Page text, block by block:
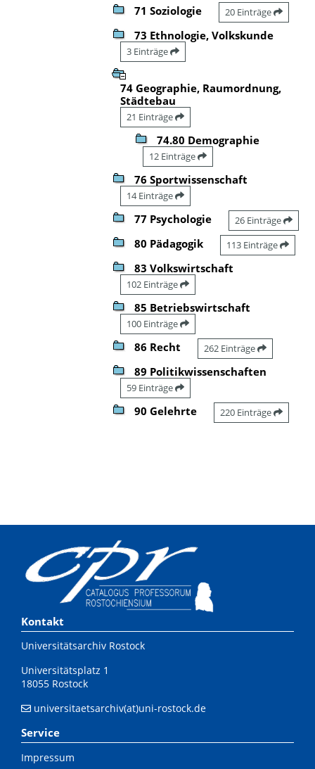
71 Soziologie 20 Einträge
73 Ethnologie, Volkskunde
3 Einträge
74 Geographie, Raumordnung,
Städtebau
21 Einträge
74.80 Demographie
12 Einträge
76 Sportwissenschaft
14 Einträge
77 Psychologie 26 Einträge
80 Pädagogik 113 Einträge
83 Volkswirtschaft
102 Einträge
85 Betriebswirtschaft
100 Einträge
86 Recht 262 Einträge
89 Politikwissenschaften
59 Einträge
90 Gelehrte 220 Einträge
Kontakt
Universitätsarchiv Rostock
Universitätsplatz 1
18055 Rostock
universitaetsarchiv(at)uni-rostock.de
Service
Impressum